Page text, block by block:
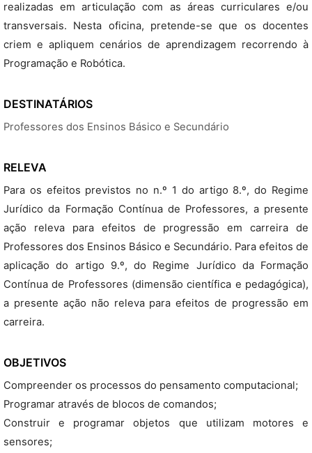
realizadas em articulação com as áreas curriculares e/ou
transversais. Nesta oficina, pretende-se que os docentes
criem e apliquem cenários de aprendizagem recorrendo à
Programação e Robótica.
DESTINATÁRIOS
Professores dos Ensinos Básico e Secundário
RELEVA
Para os efeitos previstos no n.º 1 do artigo 8.º, do Regime
Jurídico da Formação Contínua de Professores, a presente
ação releva para efeitos de progressão em carreira de
Professores dos Ensinos Básico e Secundário. Para efeitos de
aplicação do artigo 9.º, do Regime Jurídico da Formação
Contínua de Professores (dimensão científica e pedagógica),
a presente ação não releva para efeitos de progressão em
carreira.
OBJETIVOS
Compreender os processos do pensamento computacional;
Programar através de blocos de comandos;
Construir e programar objetos que utilizam motores e
sensores;